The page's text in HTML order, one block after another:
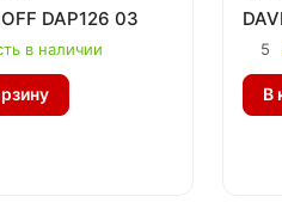
DAP126 03
в наличии 5
В